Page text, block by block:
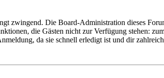
zwingend. Die Board-Administration dieses
die Gästen nicht zur Verfügung stehen:
da sie schnell erledigt ist und dir